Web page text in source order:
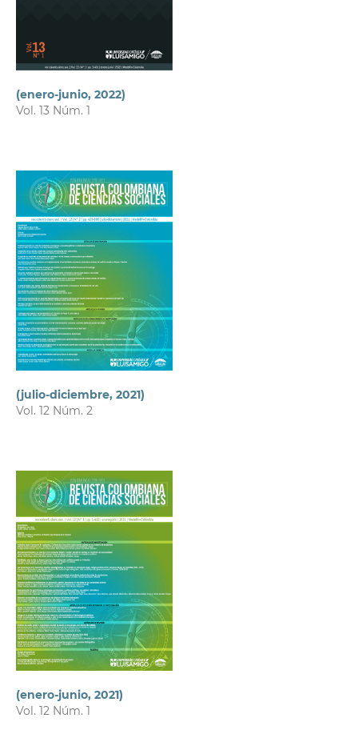
(enero-junio, 2022)
Vol. 13 Núm. 1
(julio-diciembre, 2021)
Vol. 12 Núm. 2
(enero-junio, 2021)
Vol. 12 Núm. 1